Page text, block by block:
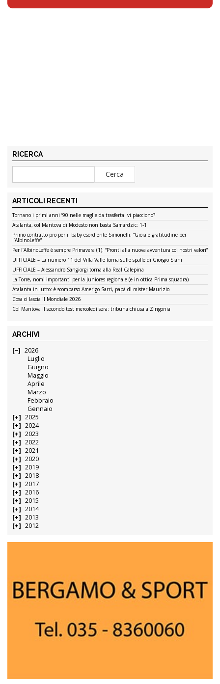
RICERCA
ARTICOLI RECENTI
Tornano i primi anni ’90 nelle maglie da trasferta: vi piacciono?
Atalanta, col Mantova di Modesto non basta Samardzic: 1-1
Primo contratto pro per il baby esordiente Simonelli: “Gioia e gratitudine per
l’AlbinoLeffe”
Per l’AlbinoLeffe è sempre Primavera (1): “Pronti alla nuova avventura coi nostri valori”
UFFICIALE – La numero 11 del Villa Valle torna sulle spalle di Giorgio Siani
UFFICIALE – Alessandro Sangiorgi torna alla Real Calepina
La Torre, nomi importanti per la Juniores regionale (e in ottica Prima squadra)
Atalanta in lutto: è scomparso Amerigo Sarri, papà di mister Maurizio
Cosa ci lascia il Mondiale 2026
Col Mantova il secondo test mercoledì sera: tribuna chiusa a Zingonia
ARCHIVI
2026
Luglio
Giugno
Maggio
Aprile
Marzo
Febbraio
Gennaio
2025
2024
2023
2022
2021
2020
2019
2018
2017
2016
2015
2014
2013
2012